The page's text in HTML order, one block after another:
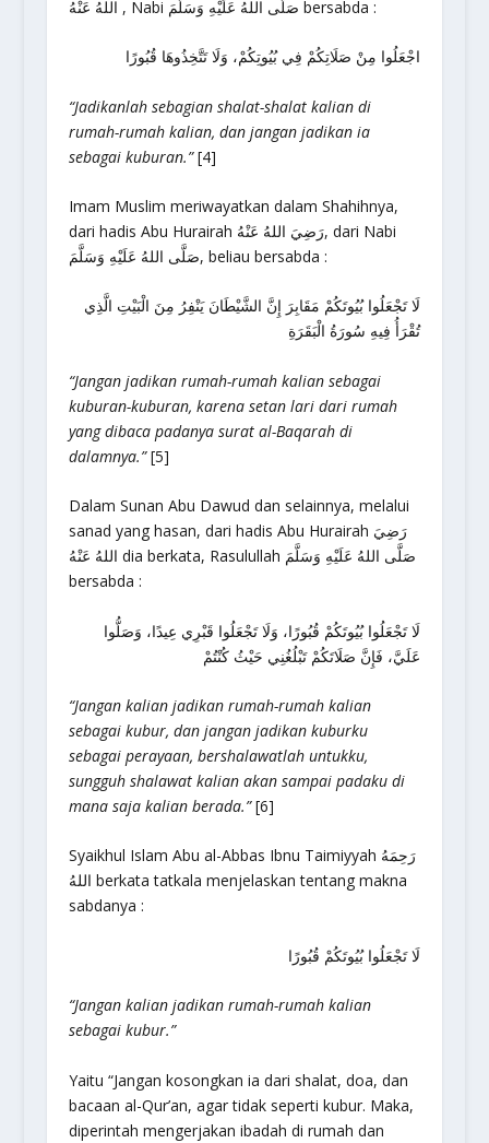
اللهُ عَنْهُ , Nabi صَلَّى اللهُ عَلَيْهِ وَسَلَّمَ bersabda :
اجْعَلُوا مِنْ صَلَاتِكُمْ فِي بُيُوتِكُمْ، وَلَا تَتَّخِذُوهَا قُبُورًا
“Jadikanlah sebagian shalat-shalat kalian di
rumah-rumah kalian, dan jangan jadikan ia
sebagai kuburan.”[4]
Imam Muslim meriwayatkan dalam Shahihnya,
dari hadis Abu Hurairah رَضِيَ اللهُ عَنْهُ, dari Nabi
صَلَّى اللهُ عَلَيْهِ وَسَلَّمَ, beliau bersabda :
لَا تَجْعَلُوا بُيُوتَكُمْ مَقَابِرَ إِنَّ الشَّيْطَانَ يَنْفِرُ مِنَ الْبَيْتِ الَّذِي
تُقْرَأُ فِيهِ سُورَةُ الْبَقَرَةِ
“Jangan jadikan rumah-rumah kalian sebagai
kuburan-kuburan, karena setan lari dari rumah
yang dibaca padanya surat al-Baqarah di
dalamnya.”[5]
Dalam Sunan Abu Dawud dan selainnya, melalui
sanad yang hasan, dari hadis Abu Hurairah رَضِيَ
اللهُ عَنْهُ dia berkata, Rasulullah صَلَّى اللهُ عَلَيْهِ وَسَلَّمَ
bersabda :
لَا تَجْعَلُوا بُيُوتَكُمْ قُبُورًا، وَلَا تَجْعَلُوا قَبْرِي عِيدًا، وَصَلُّوا
عَلَيَّ، فَإِنَّ صَلَاتَكُمْ تَبْلُغُنِي حَيْثُ كُنْتُمْ
“Jangan kalian jadikan rumah-rumah kalian
sebagai kubur, dan jangan jadikan kuburku
sebagai perayaan, bershalawatlah untukku,
sungguh shalawat kalian akan sampai padaku di
mana saja kalian berada.”[6]
Syaikhul Islam Abu al-Abbas Ibnu Taimiyyah رَحِمَهُ
اللهُ berkata tatkala menjelaskan tentang makna
sabdanya :
لَا تَجْعَلُوا بُيُوتَكُمْ قُبُورًا
“Jangan kalian jadikan rumah-rumah kalian
sebagai kubur.”
Yaitu “Jangan kosongkan ia dari shalat, doa, dan
bacaan al-Qur’an, agar tidak seperti kubur. Maka,
diperintah mengerjakan ibadah di rumah dan